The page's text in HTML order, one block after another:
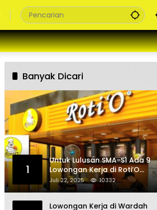
Banyak Dicari
1
Untuk Lulusan SMA-S1 Ada 9
Lowongan Kerja di Roti’O
Penempatan Jabar, Banten
dan Jakarta
Juli 22, 2025 10332
Lowongan Kerja di Wardah